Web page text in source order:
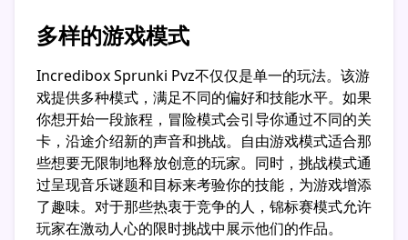
多样的游戏模式
Incredibox Sprunki Pvz不仅仅是单一的玩法。该游
戏提供多种模式，满足不同的偏好和技能水平。如果
你想开始一段旅程，冒险模式会引导你通过不同的关
卡，沿途介绍新的声音和挑战。自由游戏模式适合那
些想要无限制地释放创意的玩家。同时，挑战模式通
过呈现音乐谜题和目标来考验你的技能，为游戏增添
了趣味。对于那些热衷于竞争的人，锦标赛模式允许
玩家在激动人心的限时挑战中展示他们的作品。